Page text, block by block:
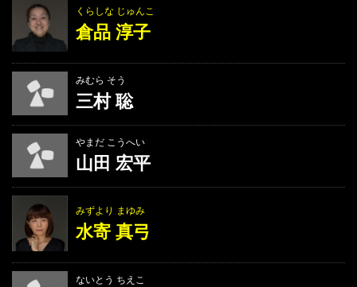
くらしな じゅんこ
倉品 淳子
みむら そう
三村 聡
やまだ こうへい
山田 宏平
みずより まゆみ
水寄 真弓
ないとう ちえこ